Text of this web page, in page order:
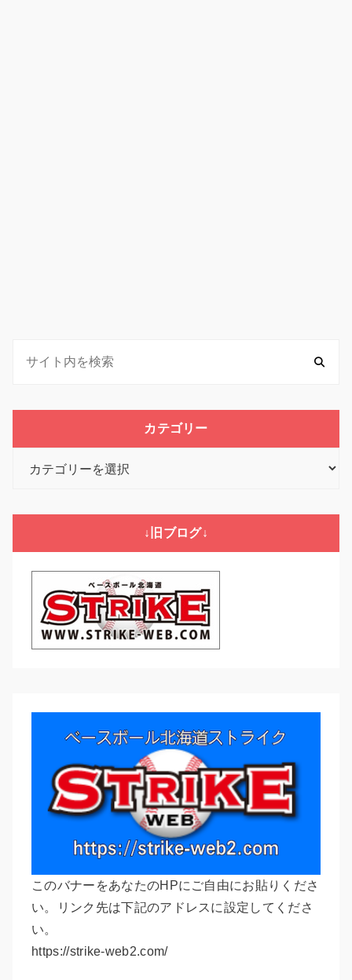
カテゴリー
↓旧ブログ↓
このバナーをあなたのHPにご自由にお貼りくださ
い。リンク先は下記のアドレスに設定してくださ
い。
https://strike-web2.com/